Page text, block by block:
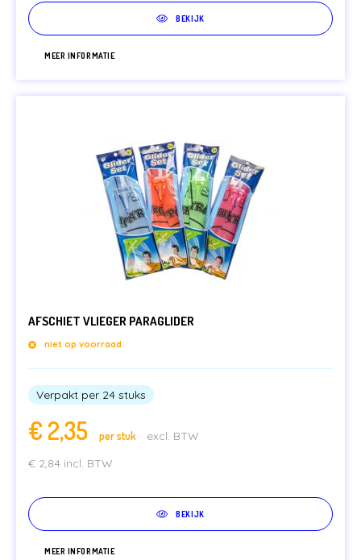
BEKIJK
MEER INFORMATIE
AFSCHIET VLIEGER PARAGLIDER
niet op voorraad
Verpakt per 24 stuks
€ 2,35 per stuk
excl. BTW
€ 2,84 incl. BTW
BEKIJK
MEER INFORMATIE